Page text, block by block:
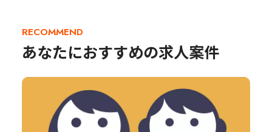
RECOMMEND
あなたにおすすめの求人案件